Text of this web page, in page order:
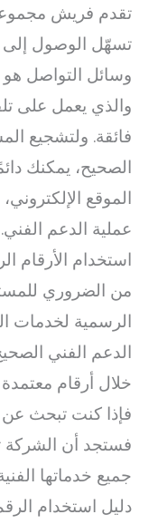
تقدم فريش
تسهّل الوصول إلى
وسائل التواصل
والذي يعمل على
فائقة. ولتشجيع
الصحيح، يمكنك
الموقع
عملية الدعم الفني.
استخدام الأرقام
من الضروري
الرسمية لخدمات
الدعم الفني
خلال أرقام
فإذا كنت تبحث عن
فستجد أن الشركة
جميع خدماتها
دليل استخدام